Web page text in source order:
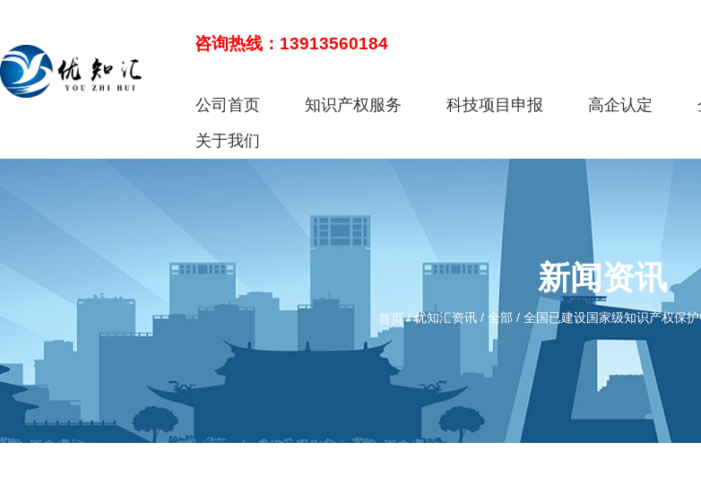
咨询热线：13913560184
公司首页 知识产权服务 科技项目申报 高企认定
关于我们
新闻资讯
首页/优知汇资讯 / 全部 / 全国已建设国家级知识产权保护